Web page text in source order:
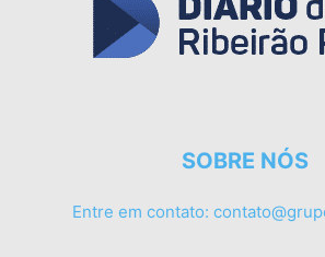
SOBRE NÓS
Entre em contato: